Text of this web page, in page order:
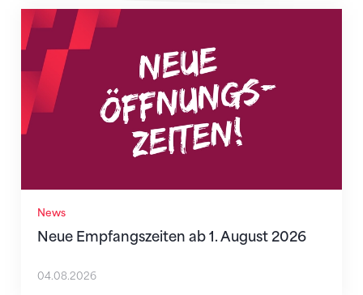
News
Neue Empfangszeiten ab 1. August 2026
Neue Empfangszeiten ab 1. August 2026
04.08.2026